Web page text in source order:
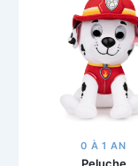
0 À 1 AN